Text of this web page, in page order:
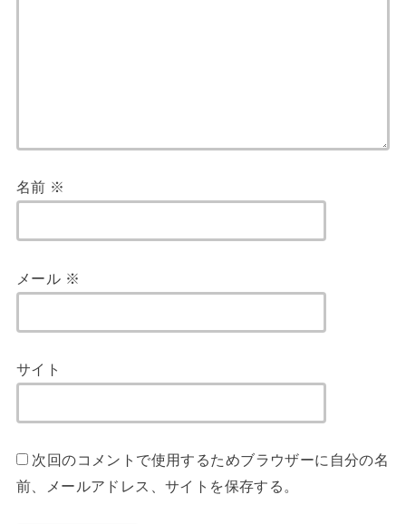
名前 ※
メール ※
サイト
次回のコメントで使用するためブラウザーに自分の名
前、メールアドレス、サイトを保存する。